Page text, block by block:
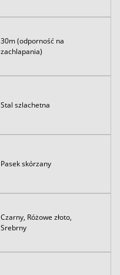
30m (odporność na
zachlapania)
Stal szlachetna
Pasek skórzany
Czarny, Różowe złoto,
Srebrny